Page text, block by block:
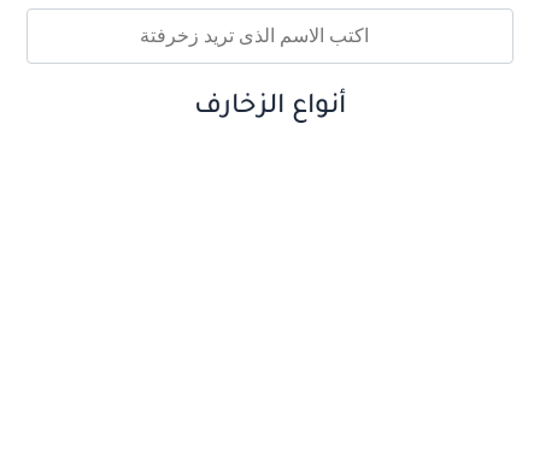
أنواع الزخارف